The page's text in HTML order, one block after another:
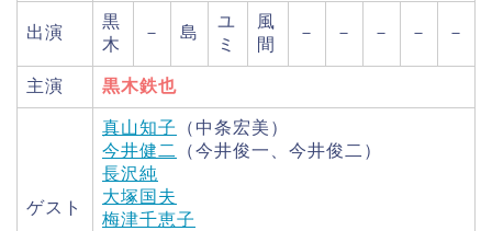
出演
黒
木
－ 島
ユ
ミ
風
間
－ － － － －
主演 黒木鉄也
ゲスト
真山知子
（中条宏美）
今井健二
（今井俊一、今井俊二）
長沢純
大塚国夫
梅津千恵子